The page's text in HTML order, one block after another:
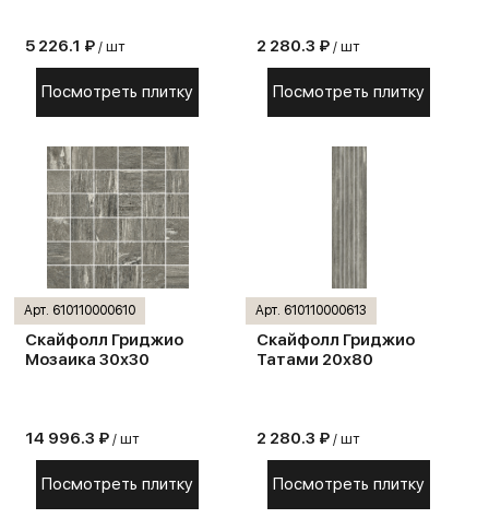
5 226.1 ₽ / шт
Посмотреть плитку
2 280.3 ₽ / шт
Посмотреть плитку
Арт. 610110000610
Скайфолл Гриджио
Мозаика 30х30
14 996.3 ₽ / шт
Посмотреть плитку
Арт. 610110000613
Скайфолл Гриджио
Татами 20х80
2 280.3 ₽ / шт
Посмотреть плитку